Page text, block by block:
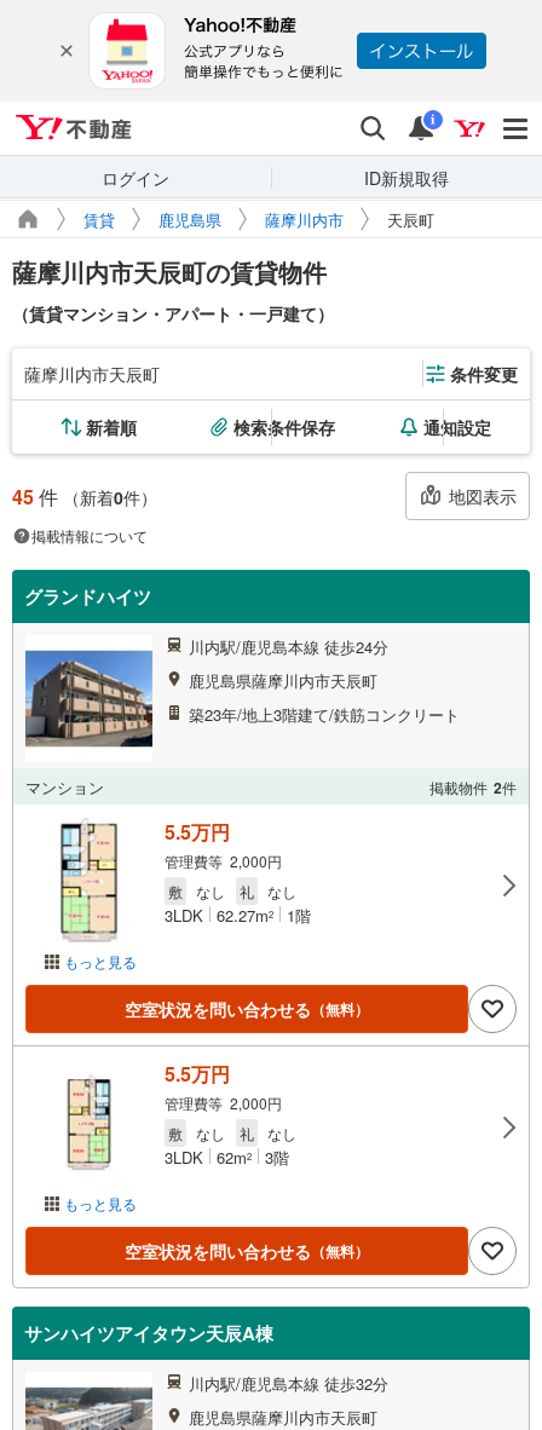
検索 通知
i
ログイン ID新規取得
賃貸 鹿児島県 薩摩川内市 天辰町
薩摩川内市天辰町の賃貸物件
（賃貸マンション・アパート・一戸建て）
薩摩川内市天辰町 条件変更
新着順 検索条件保存 通知設定
45件 （新着0件） 地図表示
掲載情報について
グランドハイツ
川内駅/鹿児島本線 徒歩24分
鹿児島県薩摩川内市天辰町
築23年/地上3階建て/鉄筋コンクリート
マンション 掲載物件 2件
もっと見る
5.5万円
管理費等 2,000円
敷
なし 礼 なし
3LDK 62.27m2 1階
空室状況を問い合わせる （無料）
もっと見る
5.5万円
管理費等 2,000円
敷
なし 礼 なし
3LDK 62m2 3階
空室状況を問い合わせる （無料）
サンハイツアイタウン天辰A棟
川内駅/鹿児島本線 徒歩32分
鹿児島県薩摩川内市天辰町